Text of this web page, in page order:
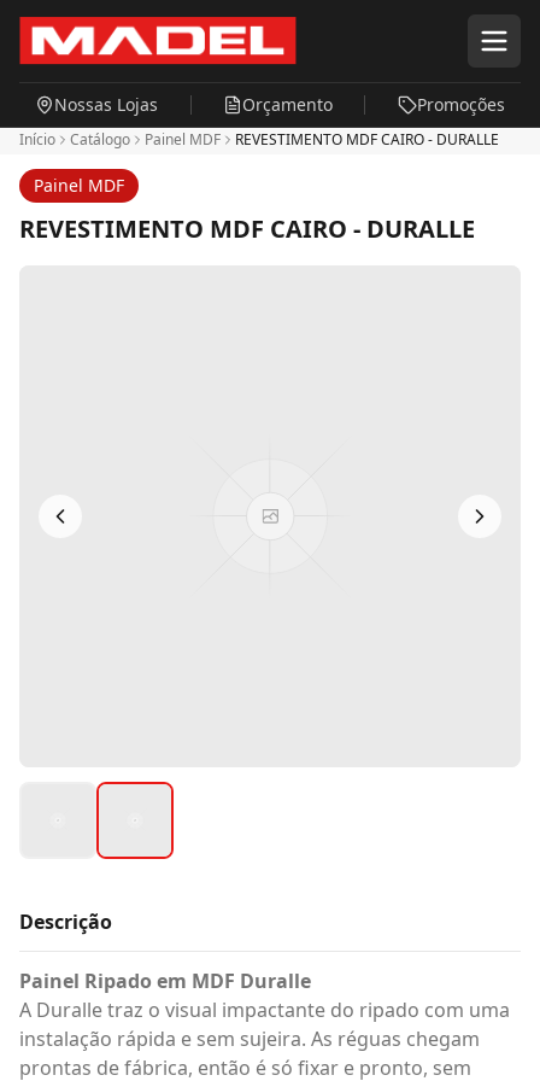
Pular para o conteúdo principal
Nossas Lojas Orçamento Promoções
Início Catálogo Painel MDF REVESTIMENTO MDF CAIRO - DURALLE
Painel MDF
REVESTIMENTO MDF CAIRO - DURALLE
Descrição
Painel Ripado em MDF Duralle
A Duralle traz o visual impactante do ripado com uma
instalação rápida e sem sujeira. As réguas chegam
prontas de fábrica, então é só fixar e pronto, sem